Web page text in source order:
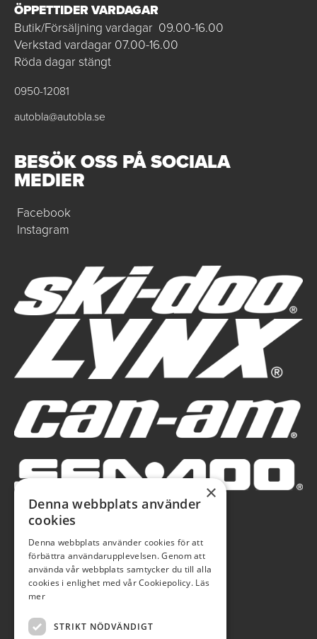
ÖPPETTIDER VARDAGAR
Butik/Försäljning vardagar 09.00-16.00
Verkstad vardagar 07.00-16.00
Röda dagar stängt
0950-12081
autobla@autobla.se
BESÖK OSS PÅ SOCIALA
MEDIER
Facebook
Instagram
×
Denna webbplats använder
cookies
Denna webbplats använder cookies för att
förbättra användarupplevelsen. Genom att
använda vår webbplats samtycker du till alla
cookies i enlighet med vår Cookiepolicy. Läs
mer
STRIKT NÖDVÄNDIGT